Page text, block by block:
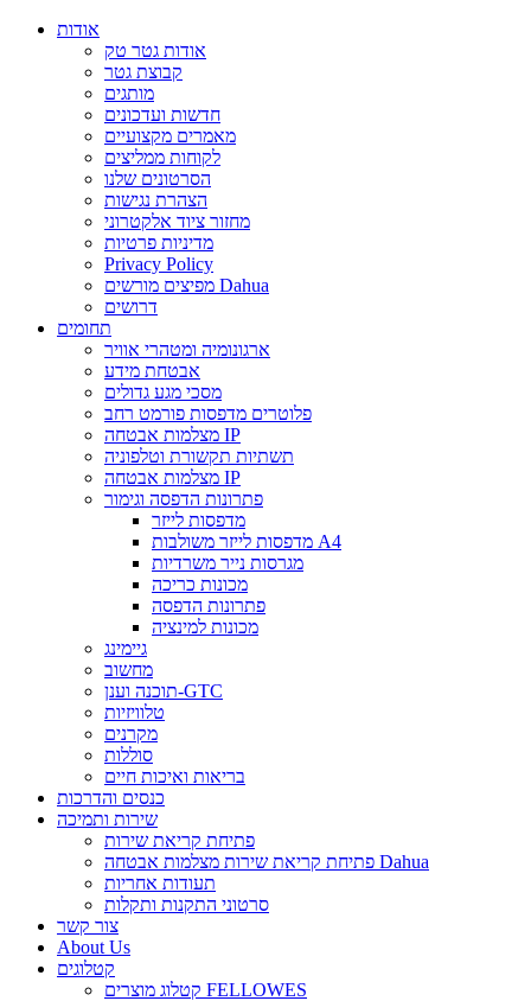
אודות
אודות גטר טק
קבוצת גטר
מותגים
חדשות ועדכונים
מאמרים מקצועיים
לקוחות ממליצים
הסרטונים שלנו
הצהרת נגישות
מחזור ציוד אלקטרוני
מדיניות פרטיות
Privacy Policy
מפיצים מורשים Dahua
דרושים
תחומים
ארגונומיה ומטהרי אוויר
אבטחת מידע
מסכי מגע גדולים
פלוטרים מדפסות פורמט רחב
מצלמות אבטחה IP
תשתיות תקשורת וטלפוניה
מצלמות אבטחה IP
פתרונות הדפסה וגימור
מדפסות לייזר
מדפסות לייזר משולבות A4
מגרסות נייר משרדיות
מכונות כריכה
פתרונות הדפסה
מכונות למינציה
גיימינג
מחשוב
תוכנה וענן-GTC
טלוויזיות
מקרנים
סוללות
בריאות ואיכות חיים
כנסים והדרכות
שירות ותמיכה
פתיחת קריאת שירות
פתיחת קריאת שירות מצלמות אבטחה Dahua
תעודות אחריות
סרטוני התקנות ותקלות
צור קשר
About Us
קטלוגים
קטלוג מוצרים FELLOWES